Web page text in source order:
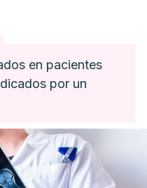
en pacientes
por un